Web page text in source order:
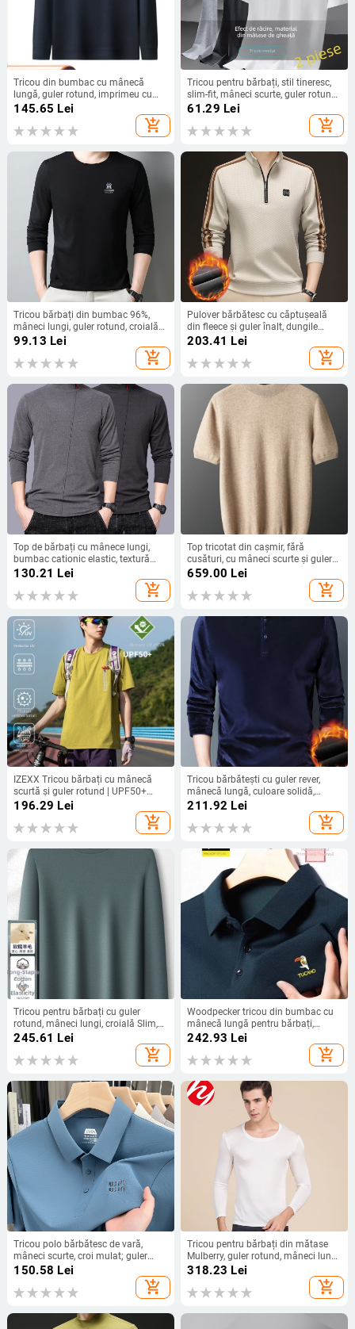
Tricou din bumbac cu mânecă
lungă, guler rotund, imprimeu cu
litere, stil casual
145.65 Lei
add_shopping_cart
Tricou pentru bărbați, stil tineresc,
slim-fit, mâneci scurte, guler rotund,
poliester uscare rapidă, vară
61.29 Lei
add_shopping_cart
Tricou bărbați din bumbac 96%,
mâneci lungi, guler rotund, croială
Slim, țesătură subțire
99.13 Lei
add_shopping_cart
Pulover bărbătesc cu căptușeală
din fleece și guler înalt, dungile
verticale, fermoar parțial, amestec
203.41 Lei
add_shopping_cart
Top de bărbați cu mânece lungi,
bumbac cationic elastic, textură
fleece, gât înalt stil mock neck,
130.21 Lei
add_shopping_cart
Top tricotat din cașmir, fără
cusături, cu mâneci scurte și guler
semi-înalt, casual pentru primăvară
659.00 Lei
add_shopping_cart
IZEXX Tricou bărbați cu mânecă
scurtă și guler rotund | UPF50+
Protecție solară, Uscare rapidă și
respirabil, Poliester Desang Plain
Weave, Croi lejer, Vară
196.29 Lei
add_shopping_cart
Tricou bărbătești cu guler rever,
mânecă lungă, culoare solidă,
căptușit cu fleece pentru iarnă, stil
211.92 Lei
add_shopping_cart
Tricou pentru bărbați cu guler
rotund, mâneci lungi, croială Slim,
amestec lână și bumbac,
elasticitate mare, toamnă/iarnă
245.61 Lei
add_shopping_cart
Woodpecker tricou din bumbac cu
mânecă lungă pentru bărbați,
toamnă, mărime mare, cu guler,
242.93 Lei
add_shopping_cart
Tricou polo bărbătesc de vară,
mâneci scurte, croi mulat; guler
rever, amestec nylon-elastan,
respirabil, antibacterian, absorbant
de umezeală
150.58 Lei
add_shopping_cart
Tricou pentru bărbați din mătase
Mulberry, guler rotund, mâneci lungi,
model monocrom
318.23 Lei
add_shopping_cart